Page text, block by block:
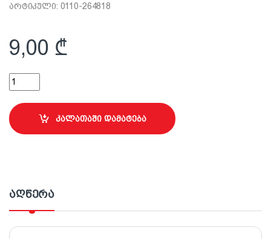
არტიკული: 0110-264818
9,00 ₾
18 სმ ლილვაკის ბალიში წყალემულსიითვის Multikolor
კალათაში დამატება
აღწერა